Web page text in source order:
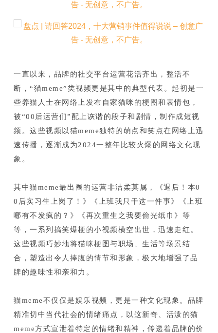
一直以来，品牌的社交平台运营花活齐出，整活不
断，“猫meme”类视频更是其中的典型代表。 起初是一
些养猫人士在网络上发布自家猫咪的梗图和表情包，
被“00后运营们”配上诙谐的段子和剧情，制作成短视
频。 这些视频以猫meme独特的萌点和笑点在网络上迅
速传播，逐渐成为2024一整年比较火爆的网络文化现
象。
其中猫meme最出圈的运营非洁柔莫属，《退后！本0
0后实习生上岗了！》《上班我只干这一件事》《上班
哪有不发疯的？》《再次重生之我要偷光纸巾》等
等，一系列搞笑爆梗的小视频横空出世，迅速走红。
这些视频巧妙地将猫咪梗图与职场、生活等场景结
合，塑造出令人捧腹的情节和形象，极大地增强了品
牌的趣味性和亲和力。
猫meme不仅仅是娱乐视频，更是一种文化现象。品牌
精准切中当代社会的情绪痛点，以这新奇、活泼的猫
meme方式宣泄着特定的情绪和精神，传递着品牌的价